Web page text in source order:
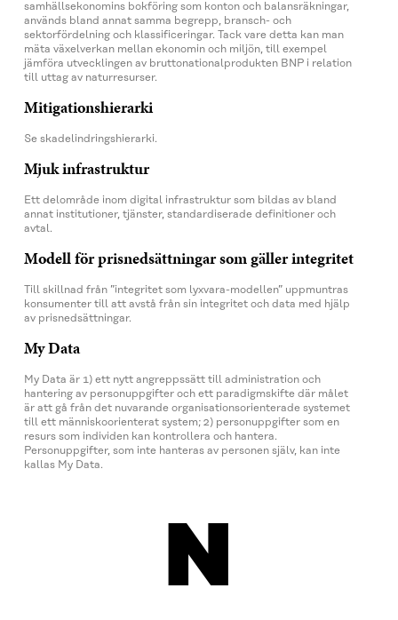
samhällsekonomins bokföring som konton och balansräkningar,
används bland annat samma begrepp, bransch- och
sektorfördelning och klassificeringar. Tack vare detta kan man
mäta växelverkan mellan ekonomin och miljön, till exempel
jämföra utvecklingen av bruttonationalprodukten BNP i relation
till uttag av naturresurser.
Mitigationshierarki
Se skadelindringshierarki.
Mjuk infrastruktur
Ett delområde inom digital infrastruktur som bildas av bland
annat institutioner, tjänster, standardiserade definitioner och
avtal.
Modell för prisnedsättningar som gäller integritet
Till skillnad från ”integritet som lyxvara-modellen” uppmuntras
konsumenter till att avstå från sin integritet och data med hjälp
av prisnedsättningar.
My Data
My Data är 1) ett nytt angreppssätt till administration och
hantering av personuppgifter och ett paradigmskifte där målet
är att gå från det nuvarande organisationsorienterade systemet
till ett människoorienterat system; 2) personuppgifter som en
resurs som individen kan kontrollera och hantera.
Personuppgifter, som inte hanteras av personen själv, kan inte
kallas My Data.
N